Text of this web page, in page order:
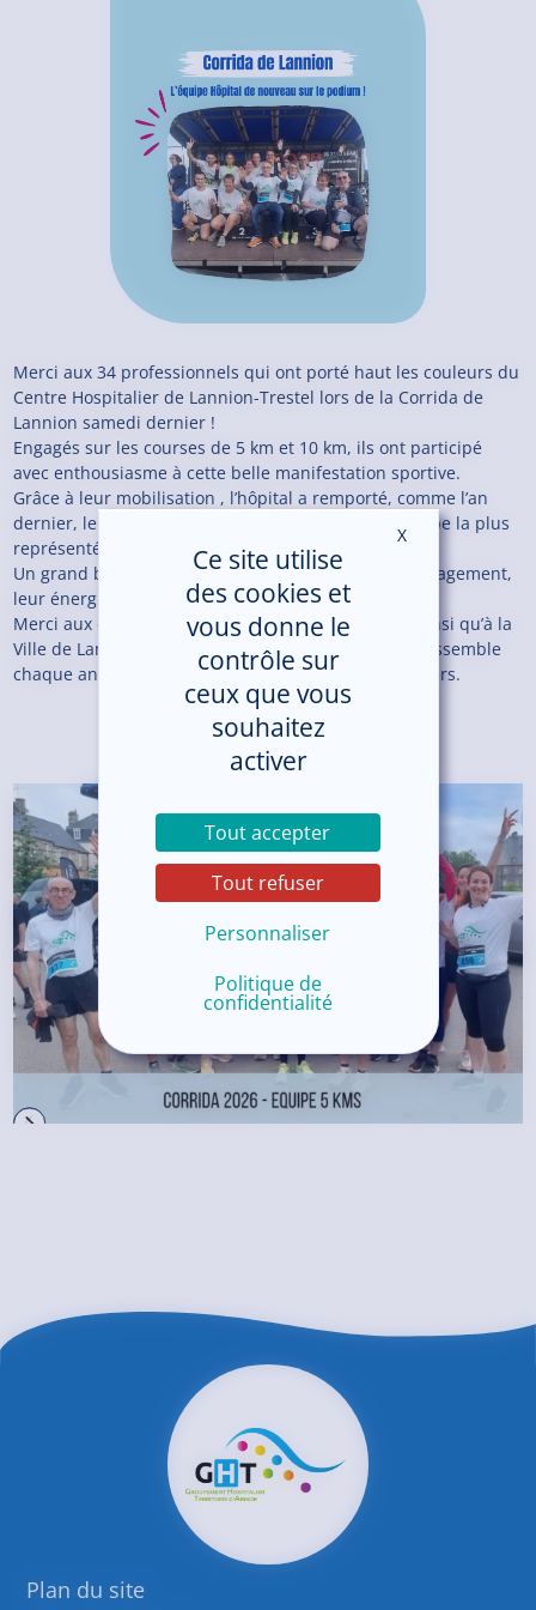
Merci aux 34 professionnels qui ont porté haut les couleurs du
Centre Hospitalier de Lannion-Trestel lors de la Corrida de
Lannion samedi dernier !
Engagés sur les courses de 5 km et 10 km, ils ont participé
avec enthousiasme à cette belle manifestation sportive.
Grâce à leur mobilisation , l’hôpital a remporté, comme l’an
dernier, le Trophée Entreprise, récompensant l’équipe la plus
représentée de l’événement.
Un grand bravo à tous les participants pour leur engagement,
leur énergie et leur esprit d’équipe !
Merci aux organisateurs de la Corrida de Lannion ainsi qu’à la
Ville de Lannion pour cette belle fête du sport qui rassemble
chaque année de nombreux participants et supporters.
Plan du site
Ce site utilise
des cookies et
vous donne le
contrôle sur
ceux que vous
souhaitez
activer
Tout accepter
Tout refuser
Personnaliser
Politique de
confidentialité
XMasquer le